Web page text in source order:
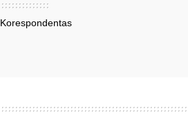
Korespondentas